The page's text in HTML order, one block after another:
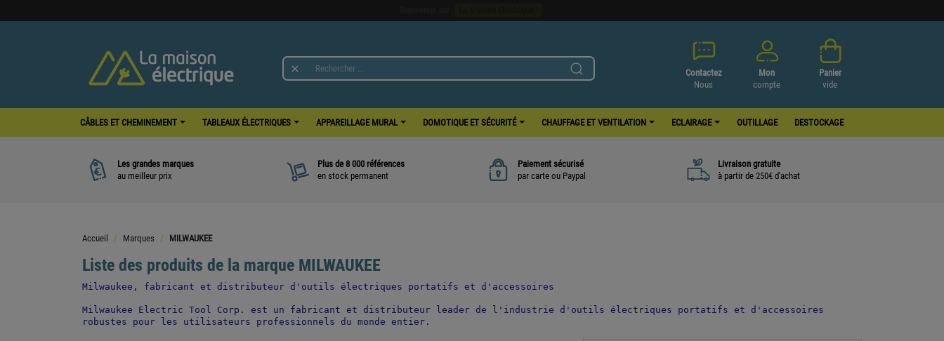

Contactez
Nous
Mon
compte
Panier
vide
CÂBLES ET CHEMINEMENT TABLEAUX ÉLECTRIQUES APPAREILLAGE MURAL DOMOTIQUE ET SÉCURITÉ CHAUFFAGE ET VENTILATION ECLAIRAGE OUTILLAGE DESTOCKAGE
Les grandes marques
au meilleur prix
Plus de 8 000 références
en stock permanent
Paiement sécurisé
par carte ou Paypal
Livraison gratuite
à partir de 250€ d'achat
Accueil Marques MILWAUKEE
Liste des produits de la marque MILWAUKEE
Milwaukee, fabricant et distributeur d'outils électriques portatifs et d'accessoires
Milwaukee Electric Tool Corp. est un fabricant et distributeur leader de l'industrie d'outils électriques portatifs et d'accessoires
robustes pour les utilisateurs professionnels du monde entier.